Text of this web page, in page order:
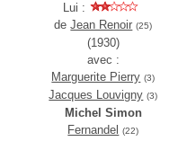
Lui :
deJean Renoir (25)
(1930)
avec :
Marguerite Pierry (3)
Jacques Louvigny (3)
Michel Simon
Fernandel
(22)